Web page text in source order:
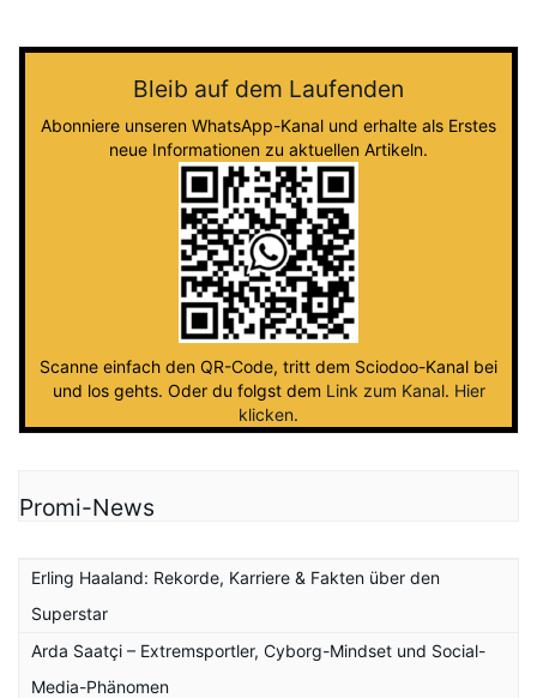
Bleib auf dem Laufenden
Abonniere unseren WhatsApp-Kanal und erhalte als Erstes
neue Informationen zu aktuellen Artikeln.
Scanne einfach den QR-Code, tritt dem Sciodoo-Kanal bei
und los gehts. Oder du folgst dem Link zum Kanal. Hier
klicken.
Promi-News
Erling Haaland: Rekorde, Karriere & Fakten über den
Superstar
Arda Saatçi – Extremsportler, Cyborg-Mindset und Social-
Media-Phänomen